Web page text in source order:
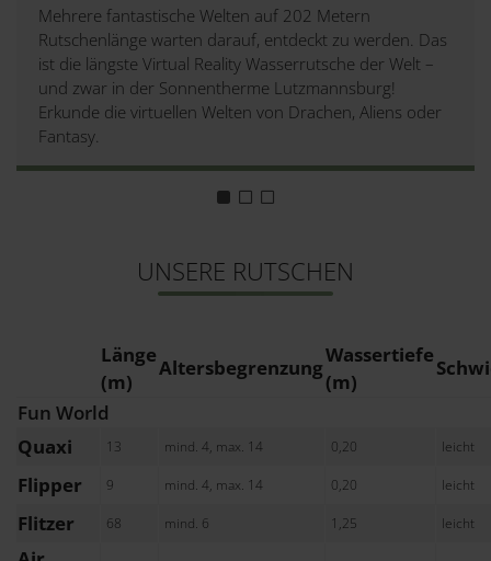
Mehrere fantastische Welten auf 202 Metern
Rutschenlänge warten darauf, entdeckt zu werden. Das
ist die längste Virtual Reality Wasserrutsche der Welt –
und zwar in der Sonnentherme Lutzmannsburg!
Erkunde die virtuellen Welten von Drachen, Aliens oder
Fantasy.
UNSERE RUTSCHEN
Länge
(m)
Altersbegrenzung
Wassertiefe
(m)
Fun World
Quaxi
13 mind. 4, max. 14 0,20 leicht
Flipper 9 mind. 4, max. 14 0,20 leicht
Flitzer 68 mind. 6 1,25 leicht